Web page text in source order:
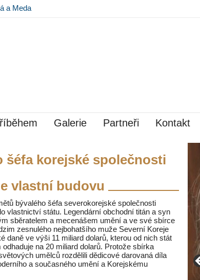
a Meda
Galerie Partneři Kontakt
šéfa korejské společnosti
vlastní budovu
bývalého šéfa severokorejské společnosti
vlastnictví státu. Legendární obchodní titán a syn
sběratelem a mecenášem umění a ve své sbírce
zesnulého nejbohatšího muže Severní Koreje
daně ve výši 11 miliard dolarů, kterou od nich stát
na 20 miliard dolarů. Protože sbírka
umělců rozdělili dědicové darovaná díla
a současného umění a Korejskému